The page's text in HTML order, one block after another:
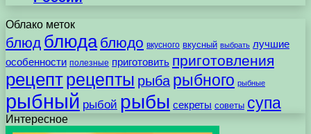
Облако меток
блюд блюда блюдо вкусного вкусный выбрать лучшие
особенности полезные приготовить приготовления
рецептрецепты рыба рыбного рыбные
рыбный рыбой рыбы секреты советы супа
Интересное